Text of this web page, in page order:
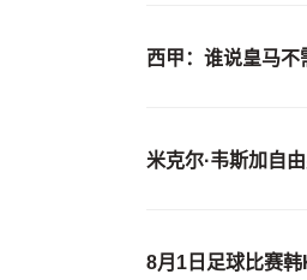
西甲：谁说皇马不
米克尔·韦斯加自
8月1日足球比赛